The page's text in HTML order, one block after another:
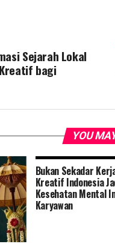
Sejarah Lokal
bagi
YOU
Bukan Sekadar
Kreatif Indonesia
Kesehatan Mental
Karyawan